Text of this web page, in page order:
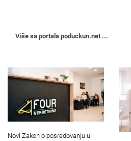
Više sa portala poduckun.net ...
Novi Zakon o posredovanju u